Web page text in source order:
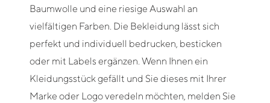
Baumwolle und eine riesige Auswahl an
vielfältigen Farben. Die Bekleidung lässt sich
perfekt und individuell bedrucken, besticken
oder mit Labels ergänzen. Wenn Ihnen ein
Kleidungsstück gefällt und Sie dieses mit Ihrer
Marke oder Logo veredeln möchten, melden Sie